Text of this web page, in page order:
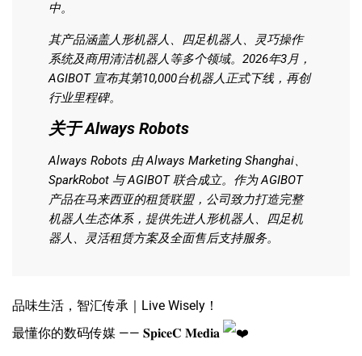
中。
其产品涵盖人形机器人、四足机器人、灵巧操作
系统及商用清洁机器人等多个领域。2026年3月，
AGIBOT 宣布其第10,000台机器人正式下线，再创
行业里程碑。
关于 Always Robots
Always Robots 由 Always Marketing Shanghai、
SparkRobot 与 AGIBOT 联合成立。 作为 AGIBOT
产品在马来西亚的租赁联盟，公司致力打造完整
机器人生态体系，提供先进人形机器人、四足机
器人、灵活租赁方案及全面售后支持服务。
品味生活，智汇传承｜Live Wisely！
最懂你的数码传媒 —— 𝐒𝐩𝐢𝐜𝐞𝐂 𝐌𝐞𝐝𝐢𝐚